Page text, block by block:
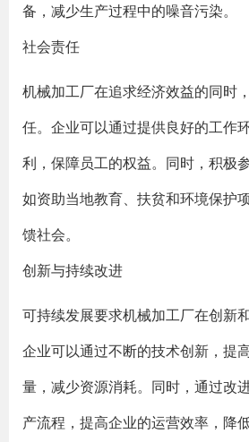
备，减少生产过程中的噪音污染。
社会责任
机械加工厂在追求经济效益的同时
任。企业可以通过提供良好的工作
利，保障员工的权益。同时，积极
如资助当地教育、扶贫和环境保护
馈社会。
创新与持续改进
可持续发展要求机械加工厂在创新
企业可以通过不断的技术创新，提
量，减少资源消耗。同时，通过改
产流程，提高企业的运营效率，降低